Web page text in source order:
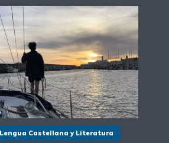
Castellana y Literatura